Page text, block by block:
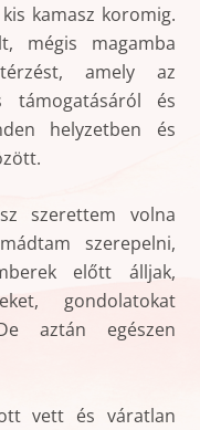
kamasz koromig.
mégis magamba
amely az
támogatásáról és
helyzetben és
szerettem volna
szerepelni,
előtt álljak,
gondolatokat
aztán egészen
vett és váratlan